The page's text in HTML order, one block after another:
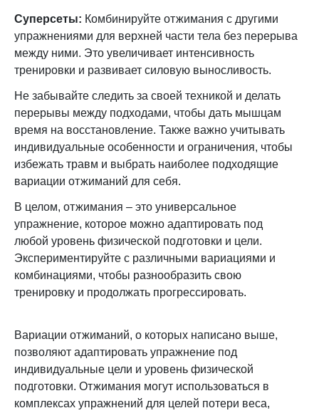
Суперсеты: Комбинируйте отжимания с другими
упражнениями для верхней части тела без перерыва
между ними. Это увеличивает интенсивность
тренировки и развивает силовую выносливость.
Не забывайте следить за своей техникой и делать
перерывы между подходами, чтобы дать мышцам
время на восстановление. Также важно учитывать
индивидуальные особенности и ограничения, чтобы
избежать травм и выбрать наиболее подходящие
вариации отжиманий для себя.
В целом, отжимания – это универсальное
упражнение, которое можно адаптировать под
любой уровень физической подготовки и цели.
Экспериментируйте с различными вариациями и
комбинациями, чтобы разнообразить свою
тренировку и продолжать прогрессировать.
Вариации отжиманий, о которых написано выше,
позволяют адаптировать упражнение под
индивидуальные цели и уровень физической
подготовки. Отжимания могут использоваться в
комплексах упражнений для целей потери веса,